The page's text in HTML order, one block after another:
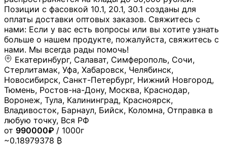
Позиции с фасовкой 10.1, 20.1, 30.1 созданы для
оплаты доставки оптовых заказов. Свяжитесь с
нами: Если у вас есть вопросы или вы хотите узнать
больше о нашем продукте, пожалуйста, свяжитесь с
нами. Мы всегда рады помочь!
Екатеринбург, Салават, Симферополь, Сочи,
Стерлитамак, Уфа, Хабаровск, Челябинск,
Новосибирск, Санкт-Петербург, Нижний Новгород,
Тюмень, Ростов-на-Дону, Москва, Краснодар,
Воронеж, Тула, Калининград, Красноярск,
Владивосток, Барнаул, Бийск, Коломна, Отправка в
любую точку, Вся РФ
от 990000₽ / 1000г
~0.18979378 ₿